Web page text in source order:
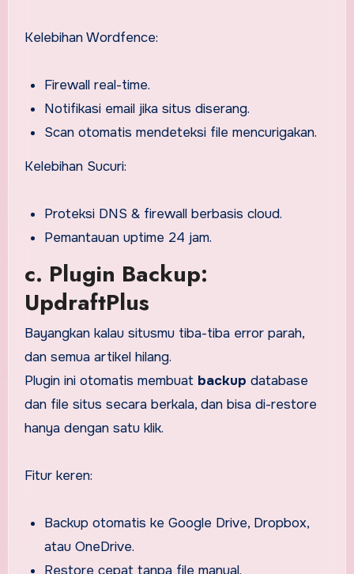
Kelebihan Wordfence:
Firewall real-time.
Notifikasi email jika situs diserang.
Scan otomatis mendeteksi file mencurigakan.
Kelebihan Sucuri:
Proteksi DNS & firewall berbasis cloud.
Pemantauan uptime 24 jam.
c. Plugin Backup:
UpdraftPlus
Bayangkan kalau situsmu tiba-tiba error parah,
dan semua artikel hilang.
Plugin ini otomatis membuat backup database
dan file situs secara berkala, dan bisa di-restore
hanya dengan satu klik.
Fitur keren:
Backup otomatis ke Google Drive, Dropbox,
atau OneDrive.